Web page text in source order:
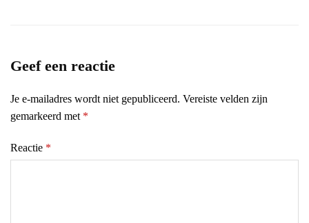
Geef een reactie
Je e-mailadres wordt niet gepubliceerd. Vereiste velden zijn
gemarkeerd met *
Reactie *